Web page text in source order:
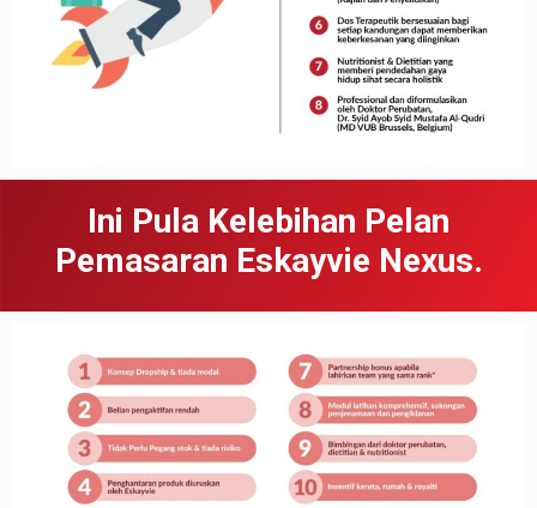
Ini Pula Kelebihan Pelan
Pemasaran Eskayvie Nexus.